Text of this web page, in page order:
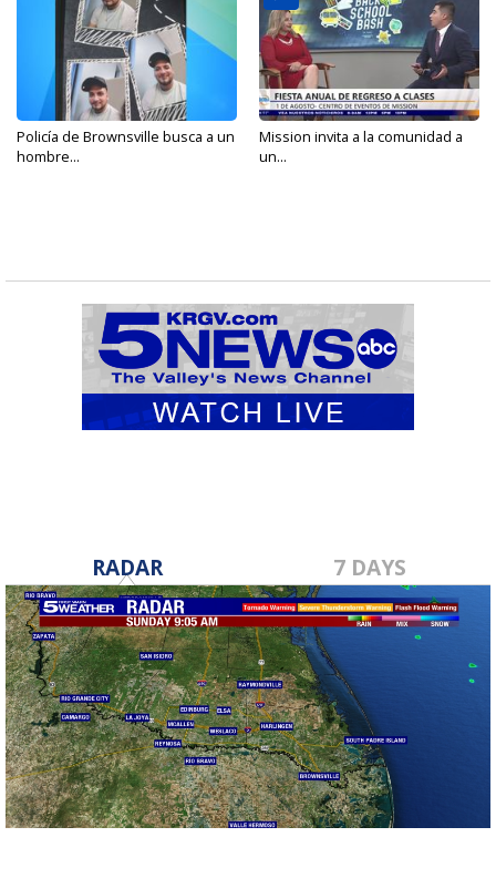
Policía de Brownsville busca a un
hombre...
Mission invita a la comunidad a
un...
RADAR 7 DAYS